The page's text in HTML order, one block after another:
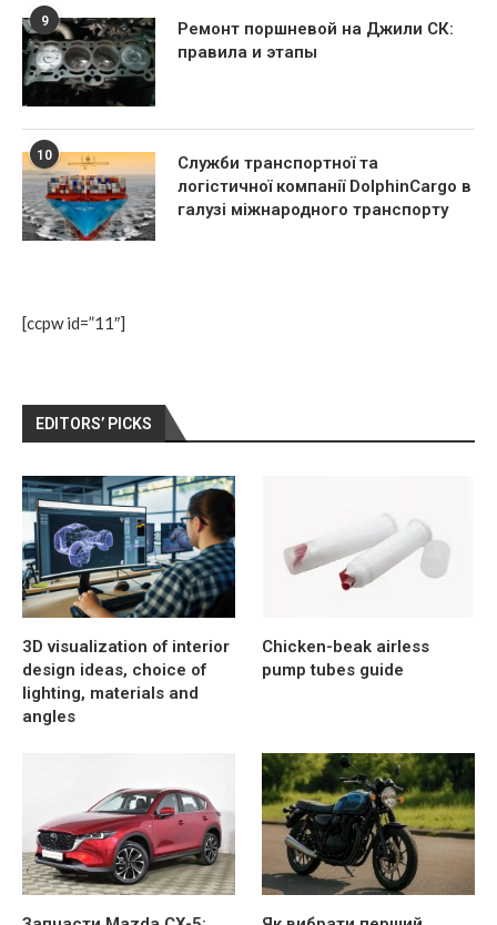
[ccpw id=”11″]
EDITORS’ PICKS
3D visualization of interior
design ideas, choice of
lighting, materials and
angles
Chicken-beak airless
pump tubes guide
9
Ремонт поршневой на Джили СК:
правила и этапы
10
Служби транспортної та
логістичної компанії DolphinCargo в
галузі міжнародного транспорту